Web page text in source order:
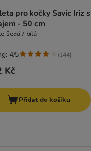
pro kočky Savic Iriz s
- 50 cm
šedá / bílá
Kč
4/5 (144)
Přidat do košíku